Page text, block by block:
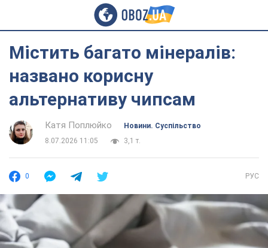
Містить багато мінералів:
названо корисну
альтернативу чипсам
Катя Поплюйко
Новини. Суспільство
8.07.2026 11:05
3,1 т.
0 РУС